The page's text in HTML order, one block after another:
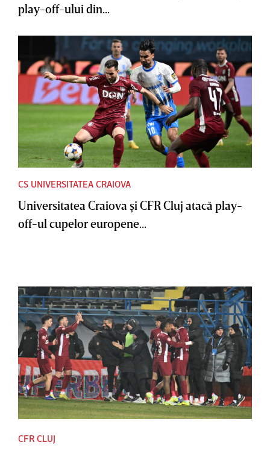
play-off-ului din...
CS UNIVERSITATEA CRAIOVA
Universitatea Craiova şi CFR Cluj atacă play-
off-ul cupelor europene...
CFR CLUJ